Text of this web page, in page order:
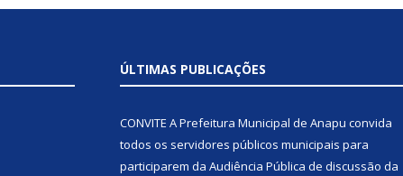
ÚLTIMAS PUBLICAÇÕES
CONVITE A Prefeitura Municipal de Anapu convida
todos os servidores públicos municipais para
participarem da Audiência Pública de discussão da